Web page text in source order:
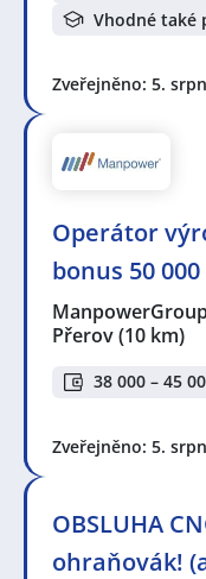
Vhodné také
Zveřejněno: 5.
Operátor
bonus 50 000
Přerov(10 km)
38 000 – 45
Zveřejněno: 5.
OBSLUHA
ohraňovák!